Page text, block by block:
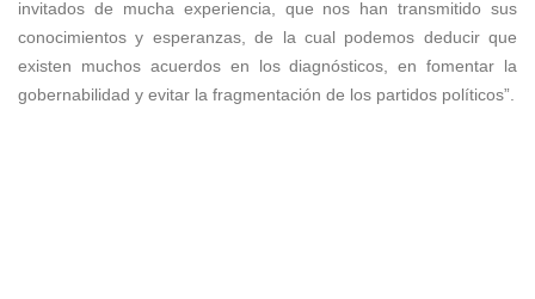
invitados de mucha experiencia, que nos han transmitido sus
conocimientos y esperanzas, de la cual podemos deducir que
existen muchos acuerdos en los diagnósticos, en fomentar la
gobernabilidad y evitar la fragmentación de los partidos políticos”.